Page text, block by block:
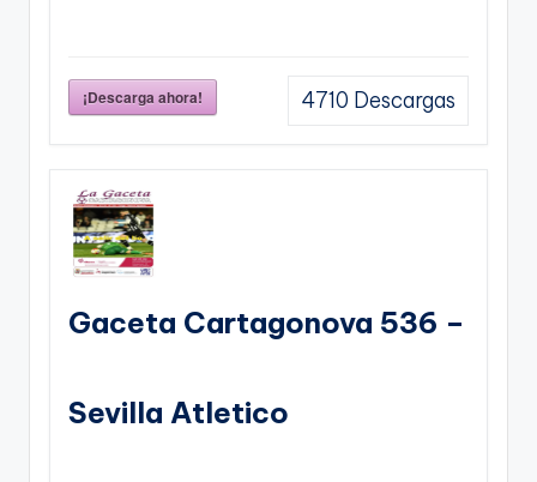
¡Descarga ahora! 4710 Descargas
Gaceta Cartagonova 536 –
Sevilla Atletico